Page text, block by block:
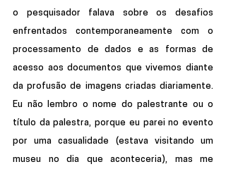
o pesquisador falava sobre os desafios
enfrentados contemporaneamente com o
processamento de dados e as formas de
acesso aos documentos que vivemos diante
da profusão de imagens criadas diariamente.
Eu não lembro o nome do palestrante ou o
título da palestra, porque eu parei no evento
por uma casualidade (estava visitando um
museu no dia que aconteceria), mas me